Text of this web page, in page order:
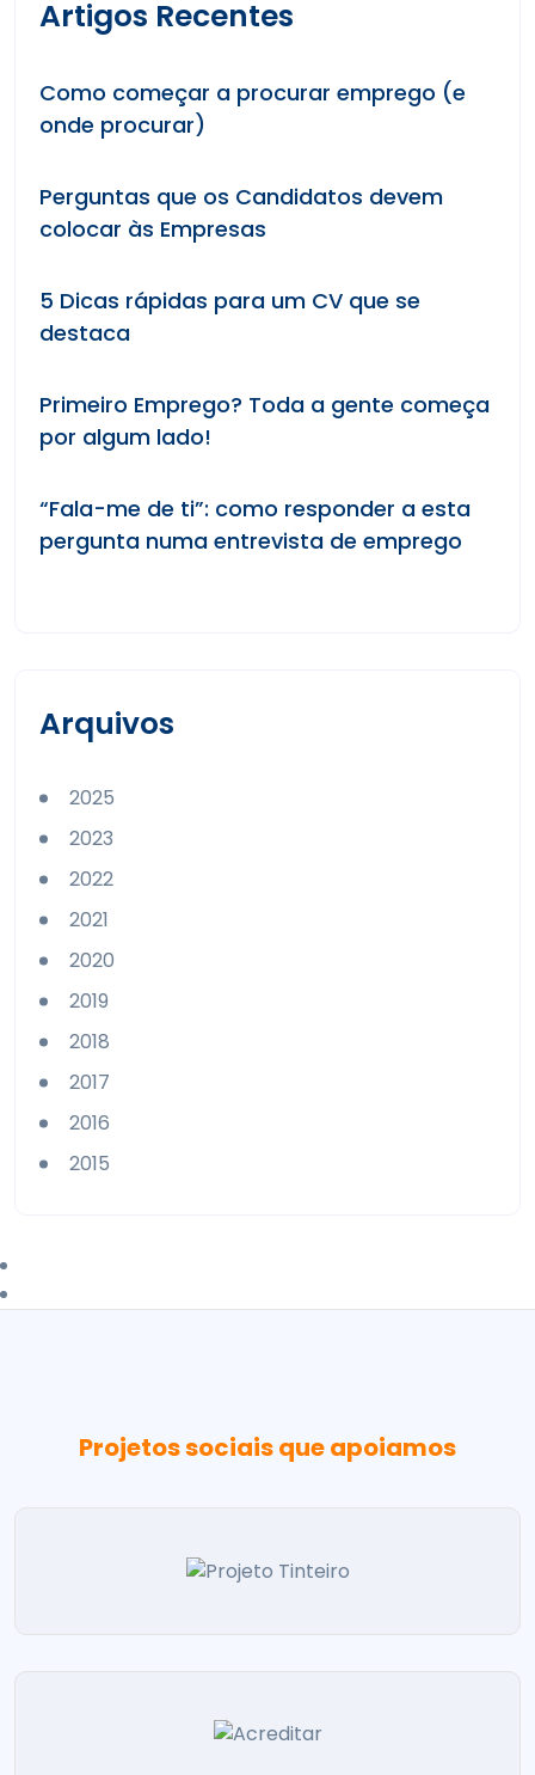
Artigos Recentes
Como começar a procurar emprego (e
onde procurar)
Perguntas que os Candidatos devem
colocar às Empresas
5 Dicas rápidas para um CV que se
destaca
Primeiro Emprego? Toda a gente começa
por algum lado!
“Fala-me de ti”: como responder a esta
pergunta numa entrevista de emprego
Arquivos
2025
2023
2022
2021
2020
2019
2018
2017
2016
2015
Projetos sociais que apoiamos